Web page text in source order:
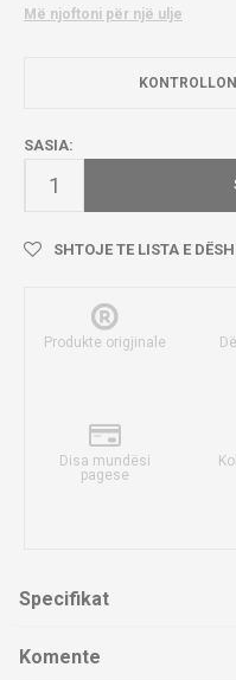
Më njoftoni për një ulje
SASIA:
SHTOJE TE LISTA E
Produkte origjinale
Disa mundësi
pagese
Specifikat
Komente